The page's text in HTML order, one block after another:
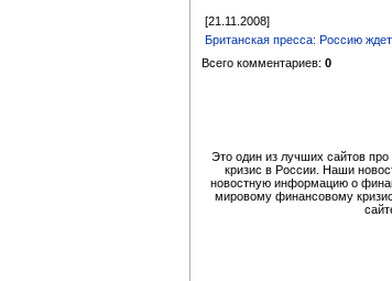
[21.11.2008]
Британская пресса: Россию
Всего комментариев: 0
Это один из лучших сайтов
кризис в России. Наши
новостную информацию о
мировому финансовому